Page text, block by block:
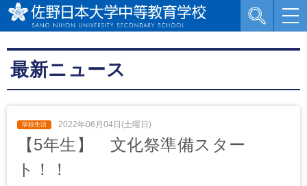
最新ニュース
2022年06月04日(土曜日)
【5年生】 文化祭準備スター
ト！！